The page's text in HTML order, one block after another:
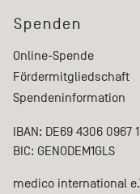
Spenden
Online-Spende
Fördermitgliedschaft
Spendeninformation
IBAN: DE69 4306 0967
BIC: GENODEM1GLS
medico international